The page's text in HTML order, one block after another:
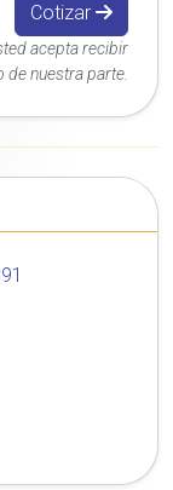
Cotizar
acepta recibir
nuestra parte.